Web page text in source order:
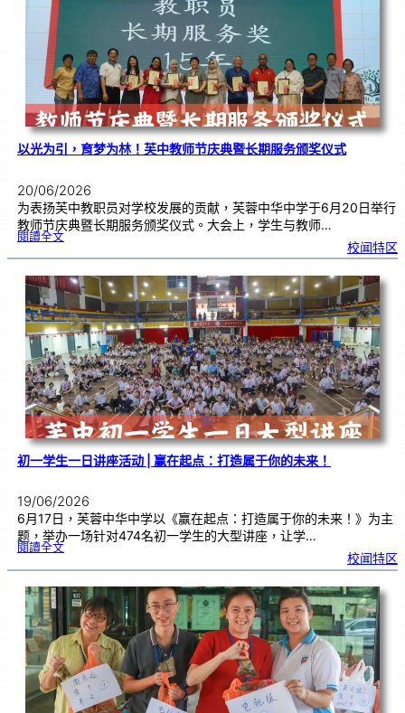
温
馨
校
园
以光为引，育梦为林！芙中教师节庆典暨长期服务颁奖仪式
20/06/2026
为表扬芙中教职员对学校发展的贡献，芙蓉中华中学于6月20日举行
教师节庆典暨长期服务颁奖仪式。大会上，学生与教师…
閱讀全文:以
引
育
梦
为
林
芙
中
教
师
节
庆
典
暨
长
期
服
务
颁
奖
仪
式
校闻特区
初一学生一日讲座活动 | 赢在起点：打造属于你的未来！
19/06/2026
6月17日，芙蓉中华中学以《赢在起点：打造属于你的未来！》为主
题，举办一场针对474名初一学生的大型讲座，让学…
閱讀全文:初
生
日
讲
座
活
动
赢
在
起
点
：
打
造
属
于
你
的
未
来
！
校闻特区